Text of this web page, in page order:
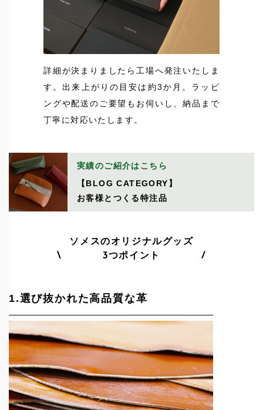
詳細が決まりましたら工場へ発注いたしま
す。出来上がりの目安は約3か月。ラッピ
ングや配送のご要望もお伺いし、納品まで
丁寧に対応いたします。
実績のご紹介はこちら
【BLOG CATEGORY】
お客様とつくる特注品
ソメスのオリジナルグッズ
\ 3つポイント /
1.選び抜かれた高品質な革